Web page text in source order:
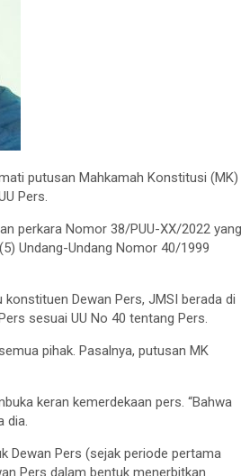
putusan Mahkamah Konstitusi (MK)
Pers.
perkara Nomor 38/PUU-XX/2022 yang
Undang-Undang Nomor 40/1999
Dewan Pers, JMSI berada di
sesuai UU No 40 tentang Pers.
pihak. Pasalnya, putusan MK
keran kemerdekaan pers. “Bahwa
dia.
Dewan Pers (sejak periode pertama
Pers dalam bentuk menerbitkan